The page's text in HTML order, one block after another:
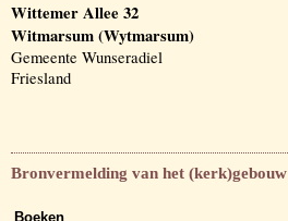
Wittemer Allee 32
Witmarsum (Wytmarsum)
Gemeente Wunseradiel
Friesland
Bronvermelding van het (kerk)gebouw
Boeken